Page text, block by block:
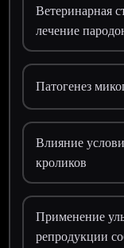
Ветеринарная
лечение
Патогенез
Влияние
кроликов
Применение
репродукции